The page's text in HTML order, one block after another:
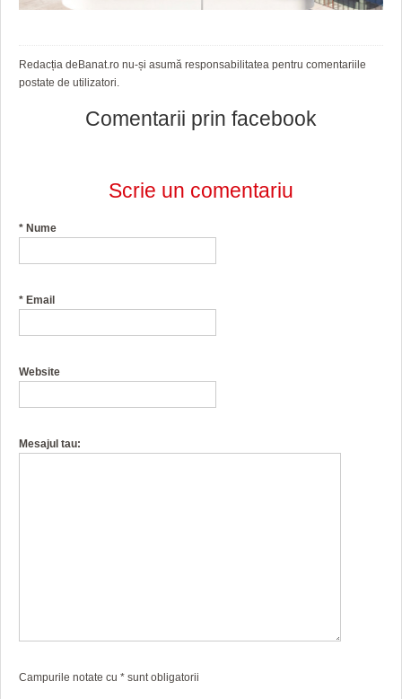
Redacția deBanat.ro nu-și asumă responsabilitatea pentru comentariile
postate de utilizatori.
Comentarii prin facebook
Scrie un comentariu
* Nume
* Email
Website
Mesajul tau:
Campurile notate cu * sunt obligatorii